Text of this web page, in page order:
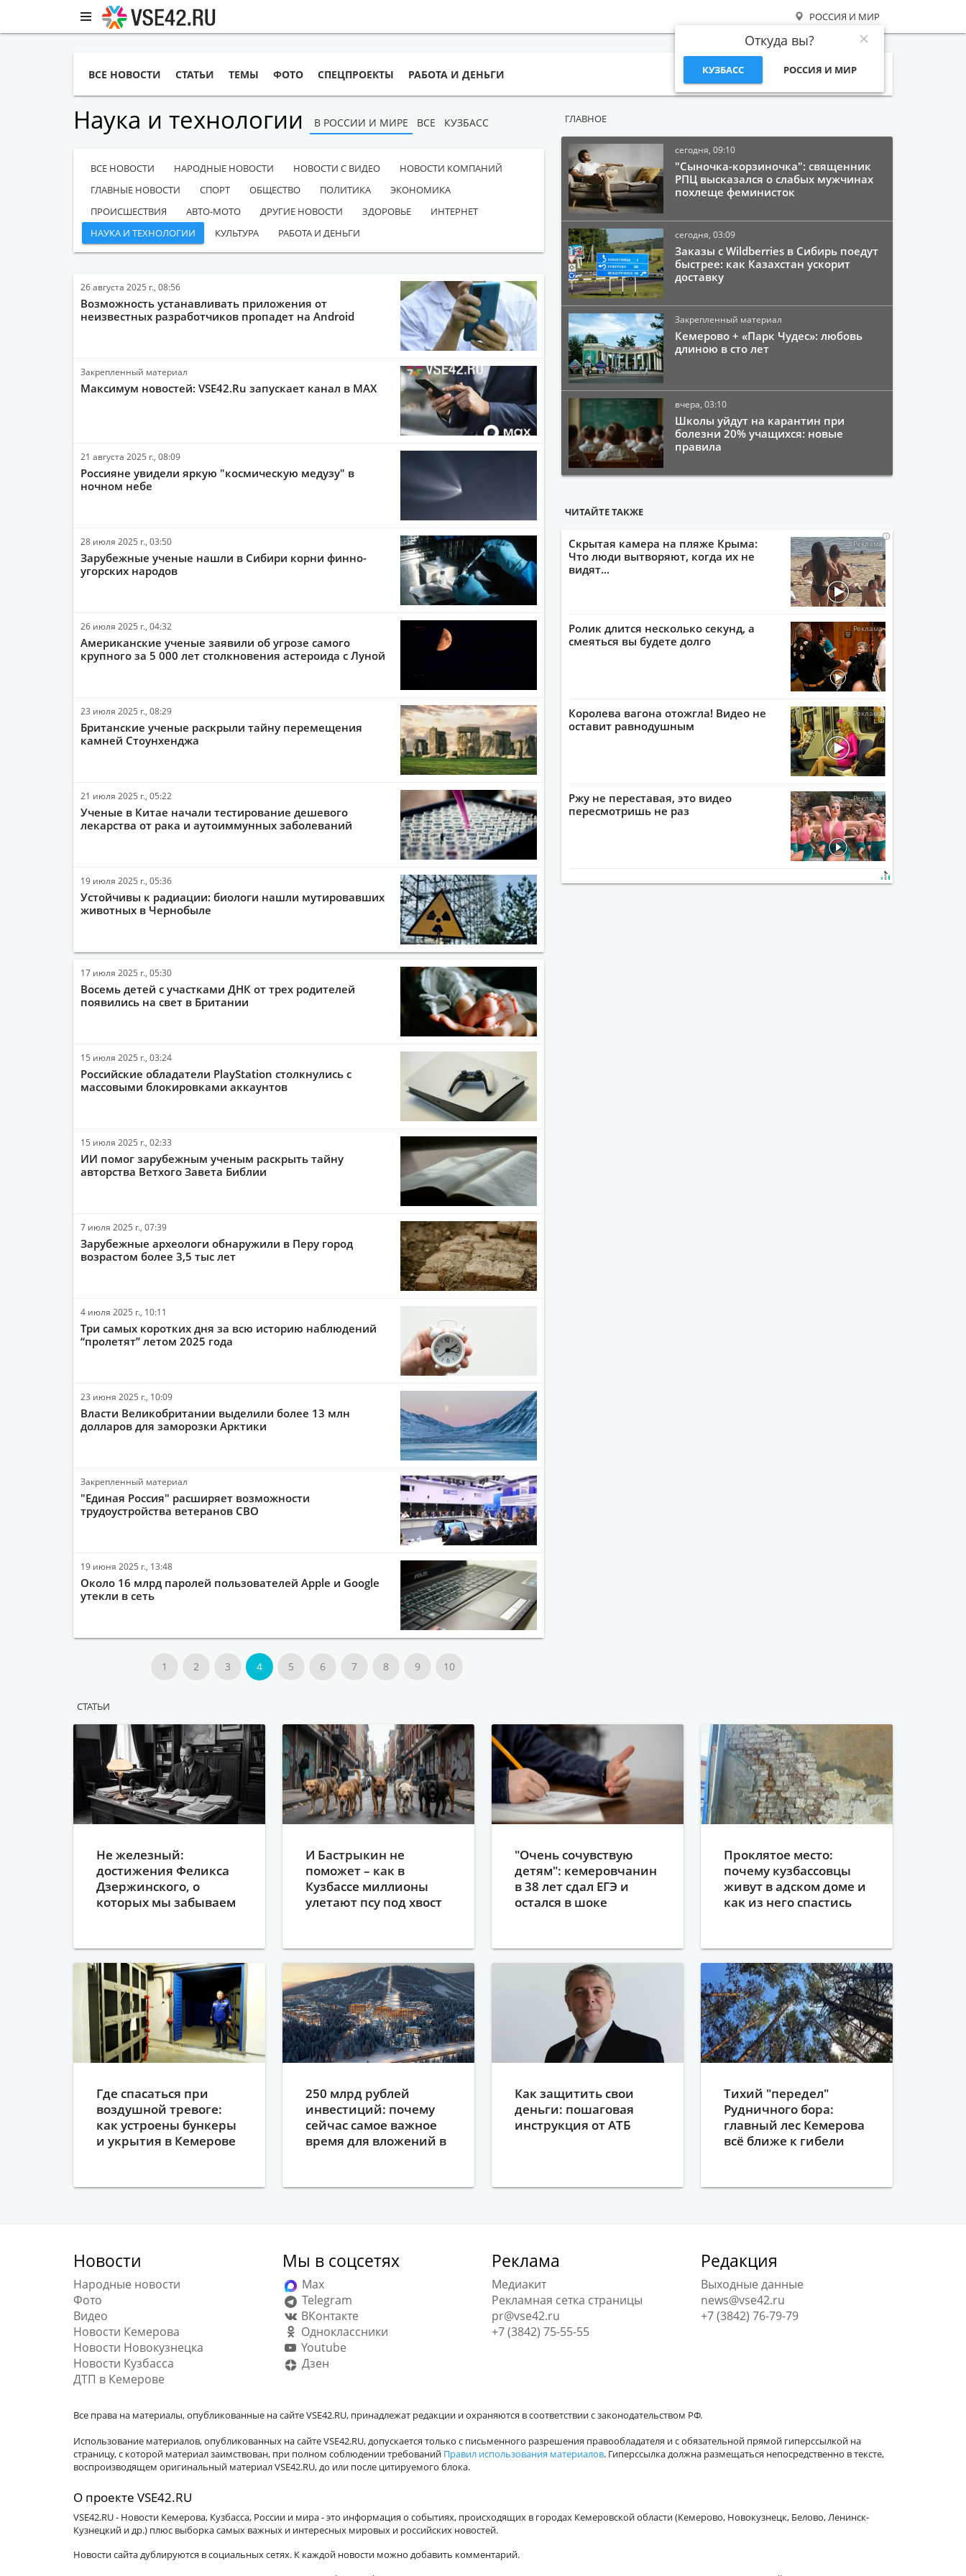
РОССИЯ И МИР
Откуда вы?
КУЗБАСС РОССИЯ И МИР
ВСЕ НОВОСТИ СТАТЬИ ТЕМЫ ФОТО СПЕЦПРОЕКТЫ РАБОТА И ДЕНЬГИ Поиск
Наука и технологии В РОССИИ И МИРЕ ВСЕ КУЗБАСС
ВСЕ НОВОСТИ НАРОДНЫЕ НОВОСТИ НОВОСТИ С ВИДЕО
НОВОСТИ КОМПАНИЙ
ГЛАВНЫЕ НОВОСТИ
СПОРТ ОБЩЕСТВО ПОЛИТИКА
ЭКОНОМИКА
ПРОИСШЕСТВИЯ
АВТО-МОТО ДРУГИЕ НОВОСТИ ЗДОРОВЬЕ
ИНТЕРНЕТ
НАУКА И ТЕХНОЛОГИИ
КУЛЬТУРА РАБОТА И ДЕНЬГИ
26 августа 2025 г., 08:56
Возможность устанавливать приложения от
неизвестных разработчиков пропадет на Android
Закрепленный материал
Максимум новостей: VSE42.Ru запускает канал в MAX
21 августа 2025 г., 08:09
Россияне увидели яркую "космическую медузу" в
ночном небе
28 июля 2025 г., 03:50
Зарубежные ученые нашли в Сибири корни финно-
угорских народов
26 июля 2025 г., 04:32
Американские ученые заявили об угрозе самого
крупного за 5 000 лет столкновения астероида с Луной
23 июля 2025 г., 08:29
Британские ученые раскрыли тайну перемещения
камней Стоунхенджа
21 июля 2025 г., 05:22
Ученые в Китае начали тестирование дешевого
лекарства от рака и аутоиммунных заболеваний
19 июля 2025 г., 05:36
Устойчивы к радиации: биологи нашли мутировавших
животных в Чернобыле
17 июля 2025 г., 05:30
Восемь детей с участками ДНК от трех родителей
появились на свет в Британии
15 июля 2025 г., 03:24
Российские обладатели PlayStation столкнулись с
массовыми блокировками аккаунтов
15 июля 2025 г., 02:33
ИИ помог зарубежным ученым раскрыть тайну
авторства Ветхого Завета Библии
7 июля 2025 г., 07:39
Зарубежные археологи обнаружили в Перу город
возрастом более 3,5 тыс лет
4 июля 2025 г., 10:11
Три самых коротких дня за всю историю наблюдений
“пролетят” летом 2025 года
23 июня 2025 г., 10:09
Власти Великобритании выделили более 13 млн
долларов для заморозки Арктики
Закрепленный материал
"Единая Россия" расширяет возможности
трудоустройства ветеранов СВО
19 июня 2025 г., 13:48
Около 16 млрд паролей пользователей Apple и Google
утекли в сеть
1 2 3 4 5 6 7 8 9 10
ГЛАВНОЕ
сегодня, 09:10
"Сыночка-корзиночка": священник
РПЦ высказался о слабых мужчинах
похлеще феминисток
сегодня, 03:09
Заказы с Wildberries в Сибирь поедут
быстрее: как Казахстан ускорит
доставку
Закрепленный материал
Кемерово + «Парк Чудес»: любовь
длиною в сто лет
вчера, 03:10
Школы уйдут на карантин при
болезни 20% учащихся: новые
правила
ЧИТАЙТЕ ТАКЖЕ
i
Скрытая камера на пляже Крыма:
Что люди вытворяют, когда их не
видят...
i
Ролик длится несколько секунд, а
смеяться вы будете долго
i
Королева вагона отожгла! Видео не
оставит равнодушным
i
Ржу не переставая, это видео
пересмотришь не раз
CТАТЬИ
Не железный:
достижения Феликса
Дзержинского, о
которых мы забываем
И Бастрыкин не
поможет – как в
Кузбассе миллионы
улетают псу под хвост
"Очень сочувствую
детям": кемеровчанин
в 38 лет сдал ЕГЭ и
остался в шоке
Проклятое место:
почему кузбассовцы
живут в адском доме и
как из него спастись
Где спасаться при
воздушной тревоге:
как устроены бункеры
и укрытия в Кемерове
250 млрд рублей
инвестиций: почему
сейчас самое важное
время для вложений в
Как защитить свои
деньги: пошаговая
инструкция от АТБ
Тихий "передел"
Рудничного бора:
главный лес Кемерова
всё ближе к гибели
Новости
Народные новости
Фото
Видео
Новости Кемерова
Новости Новокузнецка
Новости Кузбасса
ДТП в Кемерове
Мы в соцсетях
Max
Telegram
ВКонтакте
Одноклассники
Youtube
Дзен
Реклама
Медиакит
Рекламная сетка страницы
pr@vse42.ru
+7 (3842) 75-55-55
Редакция
Выходные данные
news@vse42.ru
+7 (3842) 76-79-79
Все права на материалы, опубликованные на сайте VSE42.RU, принадлежат редакции и охраняются в соответствии с законодательством РФ.
Использование материалов, опубликованных на сайте VSE42.RU, допускается только с письменного разрешения правообладателя и с обязательной прямой гиперссылкой на
страницу, с которой материал заимствован, при полном соблюдении требований Правил использования материалов. Гиперссылка должна размещаться непосредственно в тексте,
воспроизводящем оригинальный материал VSE42.RU, до или после цитируемого блока.
О проекте VSE42.RU
VSE42.RU - Новости Кемерова, Кузбасса, России и мира - это информация о событиях, происходящих в городах Кемеровской области (Кемерово, Новокузнецк, Белово, Ленинск-
Кузнецкий и др.) плюс выборка самых важных и интересных мировых и российских новостей.
Новости сайта дублируются в социальных сетях. К каждой новости можно добавить комментарий.